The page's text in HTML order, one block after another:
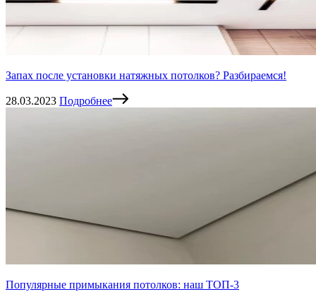
Запах после установки натяжных потолков? Разбираемся!
28.03.2023 Подробнее
Популярные примыкания потолков: наш ТОП-3